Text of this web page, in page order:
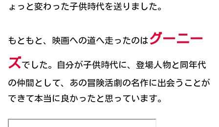
ょっと変わった子供時代を送りました。
もともと、映画への道へ走ったのは グーニー
ズでした。自分が子供時代に、登場人物と同年代
の仲間として、あの冒険活劇の名作に出会うことが
できて本当に良かったと思っています。